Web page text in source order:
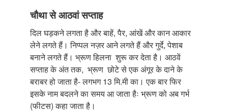
चौथा से आठवां सप्ताह
दिल घड़कने लगता है और बाहें, पैर, आंखें और कान आकार
लेने लगते हैं। निप्पल नज़र आने लगते हैं और गुर्दे, पेशाब
बनाने लगते हैं। भ्रूण हिलना शुरू कर देता है। आठवें
सप्ताह के अंत तक, भ्रूण छोटे से एक अंगूर के दाने के
बराबर हो जाता है- लगभग 13 मि.मी का। एक बार फिर
इसके नाम बदलने का समय आ जाता हैः भ्रूण को अब गर्भ
(फीटस) कहा जाता है।